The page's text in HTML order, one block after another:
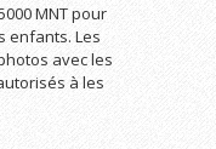
MNT pour
enfants. Les
avec les
à les